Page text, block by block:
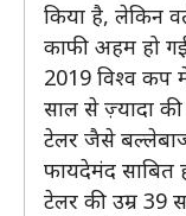
किया है, लेकिन
काफी अहम हो
2019 विश्व कप
साल से ज़्यादा
टेलर जैसे
फायदेमंद
टेलर की उम्र 39